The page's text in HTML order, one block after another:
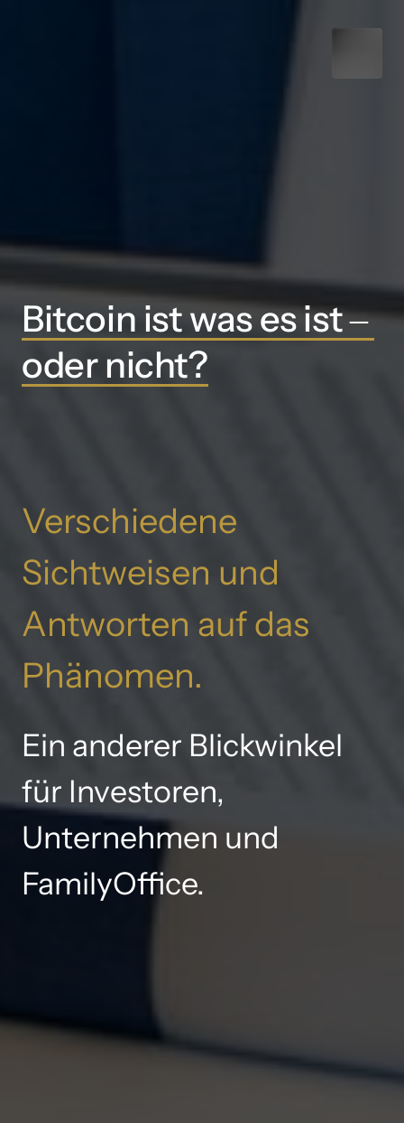
Bitcoin ist was es ist ‒
oder nicht?
Sichtweisen
Antworten auf
Phänomen.
Ein anderer Blickwinkel
für
Unternehmen
FamilyOffice.